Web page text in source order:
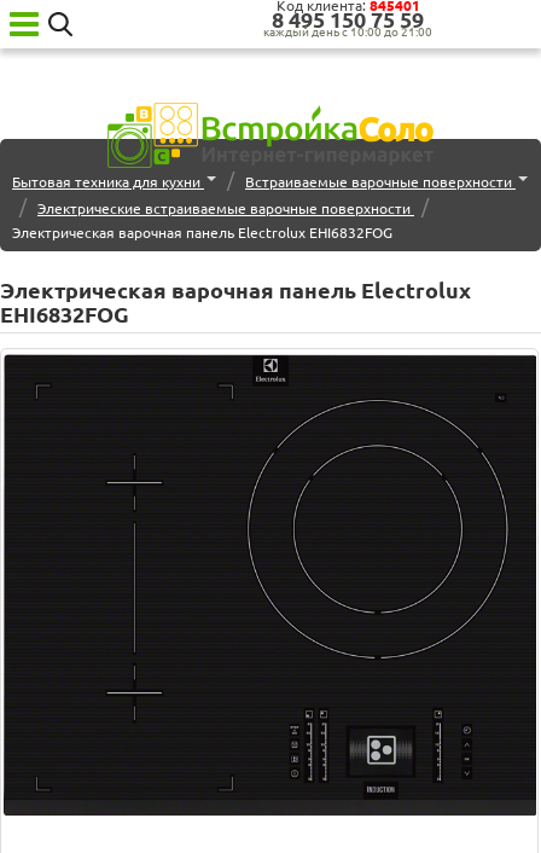
8‍ 4‍9‍5‍ 1‍5‍0‍ 7‍5‍ 5‍9‍
каждый день с 10:00 до 21:00
Код клиента: 845401
Ваш
товаров
Бытовая
техника
для
Бытовая
техника
для
Сантехника
Оплата
Контакты
Бытовая техника для кухни / Встраиваемые варочные поверхности
/ Электрические встраиваемые варочные поверхности /
Электрическая варочная панель Electrolux EHI6832FOG
Электрическая варочная панель Electrolux
EHI6832FOG